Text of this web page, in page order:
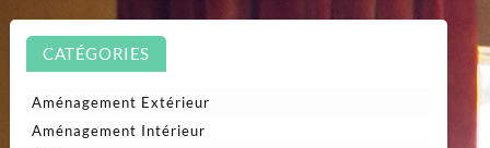
CATÉGORIES
Aménagement Extérieur
Aménagement Intérieur